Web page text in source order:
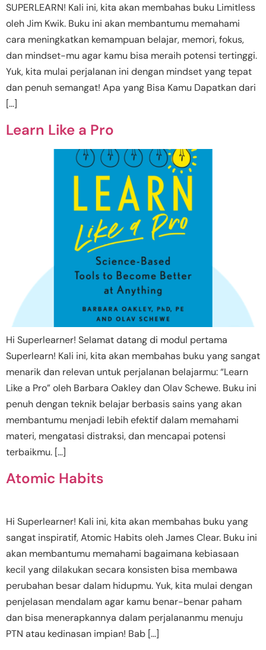
SUPERLEARN! Kali ini, kita akan membahas buku Limitless
oleh Jim Kwik. Buku ini akan membantumu memahami
cara meningkatkan kemampuan belajar, memori, fokus,
dan mindset-mu agar kamu bisa meraih potensi tertinggi.
Yuk, kita mulai perjalanan ini dengan mindset yang tepat
dan penuh semangat! Apa yang Bisa Kamu Dapatkan dari
[…]
Learn Like a Pro
Hi Superlearner! Selamat datang di modul pertama
Superlearn! Kali ini, kita akan membahas buku yang sangat
menarik dan relevan untuk perjalanan belajarmu: “Learn
Like a Pro” oleh Barbara Oakley dan Olav Schewe. Buku ini
penuh dengan teknik belajar berbasis sains yang akan
membantumu menjadi lebih efektif dalam memahami
materi, mengatasi distraksi, dan mencapai potensi
terbaikmu. […]
Atomic Habits
Hi Superlearner! Kali ini, kita akan membahas buku yang
sangat inspiratif, Atomic Habits oleh James Clear. Buku ini
akan membantumu memahami bagaimana kebiasaan
kecil yang dilakukan secara konsisten bisa membawa
perubahan besar dalam hidupmu. Yuk, kita mulai dengan
penjelasan mendalam agar kamu benar-benar paham
dan bisa menerapkannya dalam perjalananmu menuju
PTN atau kedinasan impian! Bab […]